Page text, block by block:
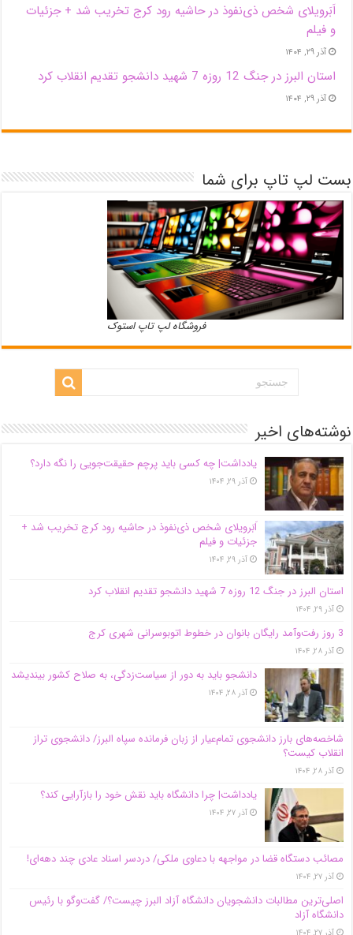
اَبَر‌ویلای شخص ذی‌نفوذ در حاشیه‌ رود کرج تخریب شد + جزئیات
و فیلم
آذر ۲۹, ۱۴۰۴
استان البرز در جنگ 12 روزه 7 شهید دانشجو تقدیم انقلاب کرد
آذر ۲۹, ۱۴۰۴
بست لپ تاپ برای شما
فروشگاه لپ تاپ استوک
نوشته‌های اخیر
یادداشت| ‌چه کسی باید پرچم حقیقت‌جویی را نگه دارد؟
آذر ۲۹, ۱۴۰۴
اَبَر‌ویلای شخص ذی‌نفوذ در حاشیه‌ رود کرج تخریب شد +
جزئیات و فیلم
آذر ۲۹, ۱۴۰۴
استان البرز در جنگ 12 روزه 7 شهید دانشجو تقدیم انقلاب کرد
آذر ۲۹, ۱۴۰۴
3 روز رفت‌وآمد رایگان بانوان در خطوط اتوبوسرانی شهری کرج
آذر ۲۸, ۱۴۰۴
دانشجو باید به دور از سیاست‌زدگی، به صلاح کشور بیندیشد
آذر ۲۸, ۱۴۰۴
شاخصه‌های بارز دانشجوی تمام‌عیار از زبان فرمانده سپاه البرز/ دانشجوی تراز
انقلاب کیست؟
آذر ۲۸, ۱۴۰۴
یادداشت| چرا دانشگاه باید نقش خود را بازآرایی کند؟
آذر ۲۷, ۱۴۰۴
مصائب دستگاه قضا در مواجهه با دعاوی ملکی/ دردسر اسناد عادی چند‌ دهه‌ای!
آذر ۲۷, ۱۴۰۴
اصلی‌ترین مطالبات دانشجویان دانشگاه آزاد البرز چیست؟/ گفت‌وگو با رئیس
دانشگاه آز‌اد